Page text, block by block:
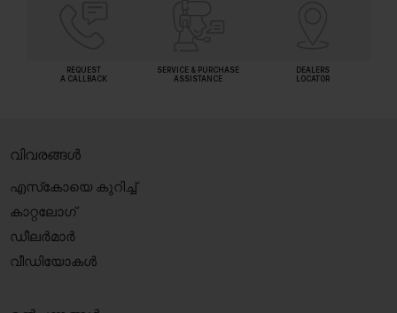
REQUEST
A CALLBACK
SERVICE & PURCHASE
ASSISTANCE
DEALERS
LOCATOR
വിവരങ്ങൾ
എസ്‍കോയെ കുറിച്ച്
കാറ്റലോഗ്
ഡീലർമാർ
വീഡിയോകൾ